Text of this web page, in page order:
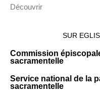
Découvrir
SUR
Commission
sacramentelle
Service national de la
sacramentelle